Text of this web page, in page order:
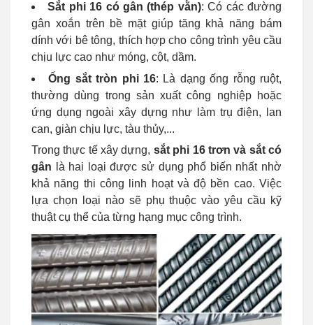
Sắt phi 16 có gân (thép vằn): Có các đường
gân xoắn trên bề mặt giúp tăng khả năng bám
dính với bê tông, thích hợp cho công trình yêu cầu
chịu lực cao như móng, cột, dầm.
Ống sắt tròn phi 16: Là dạng ống rỗng ruột,
thường dùng trong sản xuất công nghiệp hoặc
ứng dụng ngoài xây dựng như làm trụ điện, lan
can, giàn chịu lực, tàu thủy,...
Trong thực tế xây dựng, sắt phi 16 trơn và sắt có
gân là hai loại được sử dụng phổ biến nhất nhờ
khả năng thi công linh hoạt và độ bền cao. Việc
lựa chọn loại nào sẽ phụ thuộc vào yêu cầu kỹ
thuật cụ thể của từng hạng mục công trình.